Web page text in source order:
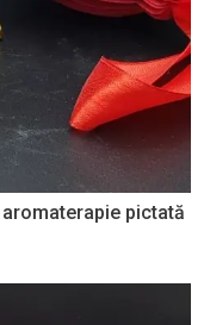
pictată